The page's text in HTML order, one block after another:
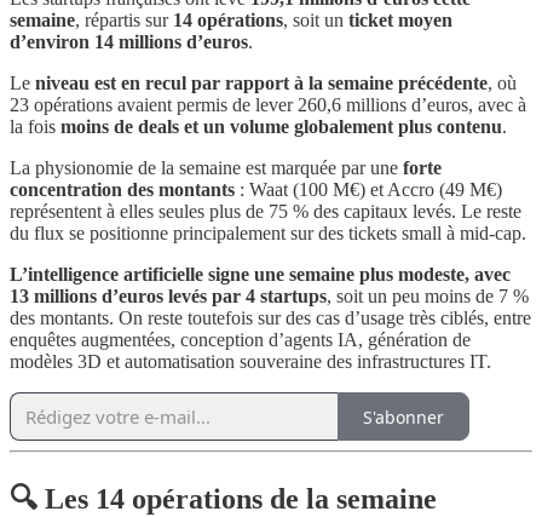
semaine, répartis sur 14 opérations, soit un ticket moyen
d’environ 14 millions d’euros.
Le niveau est en recul par rapport à la semaine précédente, où
23 opérations avaient permis de lever 260,6 millions d’euros, avec à
la fois moins de deals et un volume globalement plus contenu.
La physionomie de la semaine est marquée par une forte
concentration des montants : Waat (100 M€) et Accro (49 M€)
représentent à elles seules plus de 75 % des capitaux levés. Le reste
du flux se positionne principalement sur des tickets small à mid-cap.
L’intelligence artificielle signe une semaine plus modeste, avec
13 millions d’euros levés par 4 startups, soit un peu moins de 7 %
des montants. On reste toutefois sur des cas d’usage très ciblés, entre
enquêtes augmentées, conception d’agents IA, génération de
modèles 3D et automatisation souveraine des infrastructures IT.
S'abonner
🔍 Les 14 opérations de la semaine